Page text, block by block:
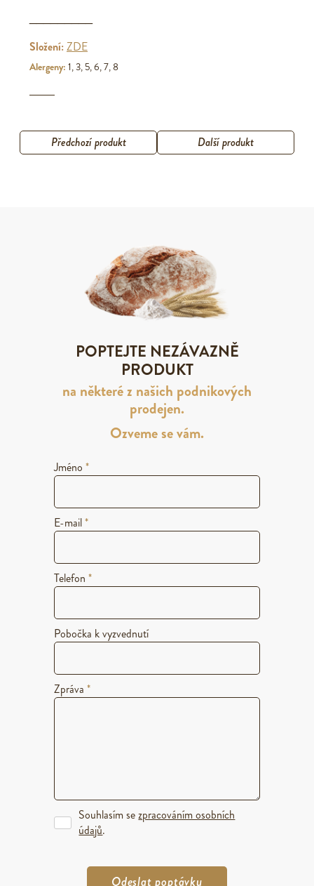
Složení:ZDE
Alergeny: 1, 3, 5, 6, 7, 8
Předchozí produkt Další produkt
POPTEJTE NEZÁVAZNĚ
PRODUKT
na některé z našich podnikových
prodejen.
Ozveme se vám.
Jméno *
E-mail*
Telefon *
Pobočka k vyzvednutí
Zpráva *
Souhlasím sezpracováním osobních
údajů.